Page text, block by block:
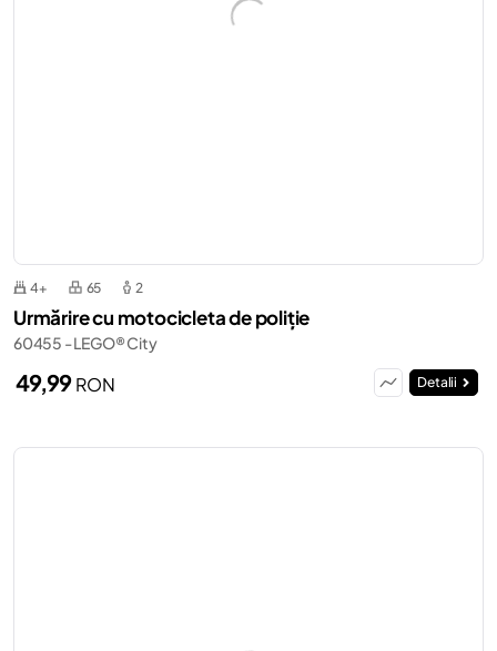
4+ 65 2
Urmărire cu motocicleta de poliție
60455 - LEGO® City
49,99RON Detalii